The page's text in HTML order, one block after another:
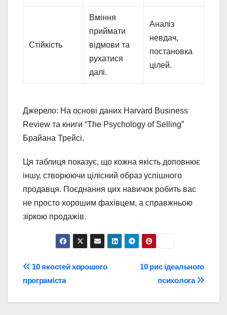
Стійкість
Вміння
приймати
відмови та
рухатися
далі.
Аналіз
невдач,
постановка
цілей.
Джерело: На основі даних Harvard Business
Review та книги “The Psychology of Selling”
Брайана Трейсі.
Ця таблиця показує, що кожна якість доповнює
іншу, створюючи цілісний образ успішного
продавця. Поєднання цих навичок робить вас
не просто хорошим фахівцем, а справжньою
зіркою продажів.
Навігація
записів
10 рис ідеального
психолога
10 якостей хорошого
програміста